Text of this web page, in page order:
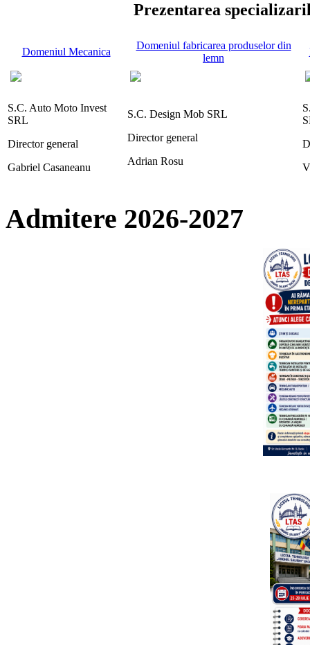
Prezentarea
Domeniul Mecanica
Domeniul fabricarea produselor din
lemn
S.C. Auto Moto Invest
SRL
Director general
Gabriel Casaneanu
S.C. Design Mob SRL
Director general
Adrian Rosu
Admitere 2026-2027